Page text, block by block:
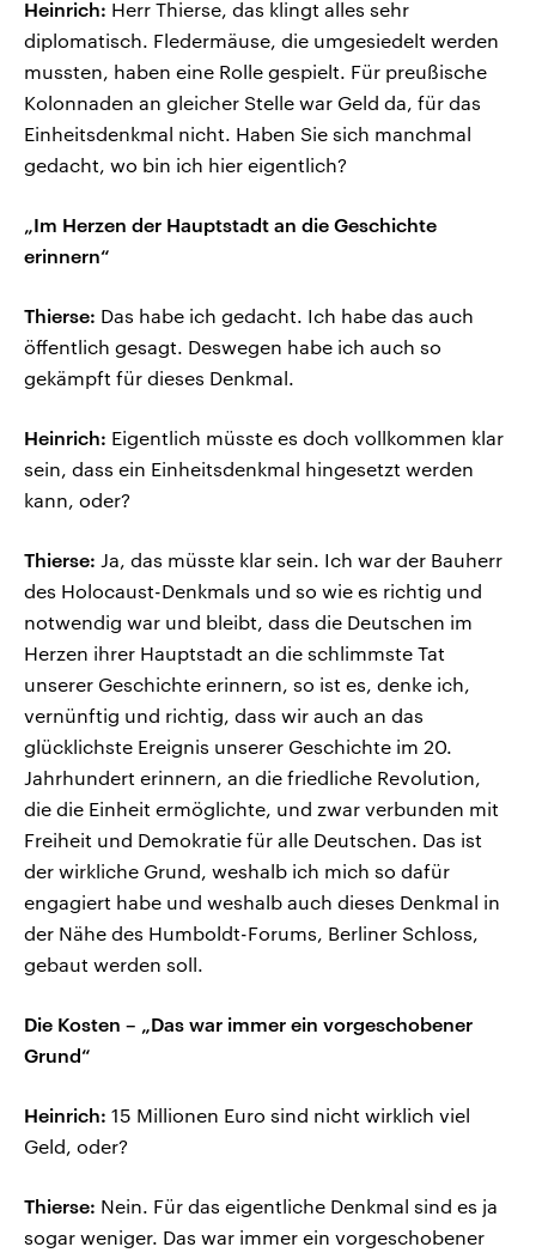
Heinrich: Herr Thierse, das klingt alles sehr
diplomatisch. Fledermäuse, die umgesiedelt werden
mussten, haben eine Rolle gespielt. Für preußische
Kolonnaden an gleicher Stelle war Geld da, für das
Einheitsdenkmal nicht. Haben Sie sich manchmal
gedacht, wo bin ich hier eigentlich?
„Im Herzen der Hauptstadt an die Geschichte
erinnern“
Thierse: Das habe ich gedacht. Ich habe das auch
öffentlich gesagt. Deswegen habe ich auch so
gekämpft für dieses Denkmal.
Heinrich: Eigentlich müsste es doch vollkommen klar
sein, dass ein Einheitsdenkmal hingesetzt werden
kann, oder?
Thierse: Ja, das müsste klar sein. Ich war der Bauherr
des Holocaust-Denkmals und so wie es richtig und
notwendig war und bleibt, dass die Deutschen im
Herzen ihrer Hauptstadt an die schlimmste Tat
unserer Geschichte erinnern, so ist es, denke ich,
vernünftig und richtig, dass wir auch an das
glücklichste Ereignis unserer Geschichte im 20.
Jahrhundert erinnern, an die friedliche Revolution,
die die Einheit ermöglichte, und zwar verbunden mit
Freiheit und Demokratie für alle Deutschen. Das ist
der wirkliche Grund, weshalb ich mich so dafür
engagiert habe und weshalb auch dieses Denkmal in
der Nähe des Humboldt-Forums, Berliner Schloss,
gebaut werden soll.
Die Kosten – „Das war immer ein vorgeschobener
Grund“
Heinrich: 15 Millionen Euro sind nicht wirklich viel
Geld, oder?
Thierse: Nein. Für das eigentliche Denkmal sind es ja
sogar weniger. Das war immer ein vorgeschobener